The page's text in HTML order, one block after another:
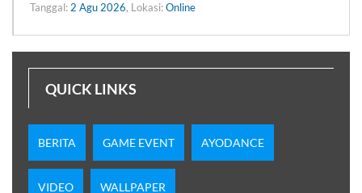
Tanggal:2 Agu 2026, Lokasi:Online
QUICK LINKS
BERITA GAME EVENT AYODANCE
VIDEO WALLPAPER